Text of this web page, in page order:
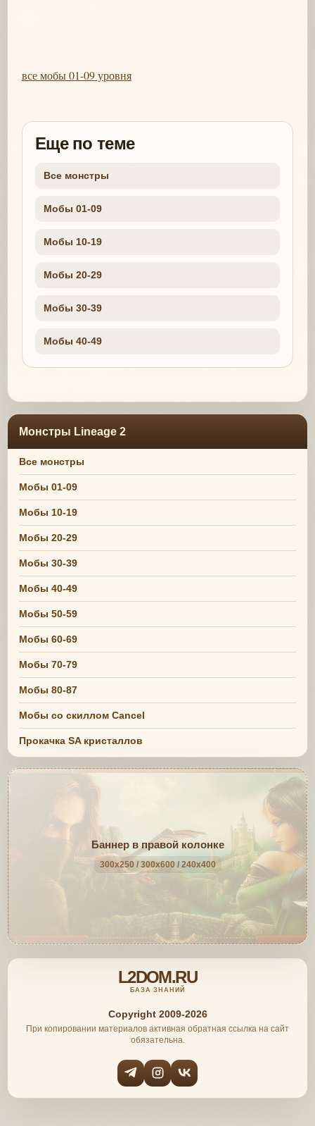
все мобы 01-09 уровня
Еще по теме
Все монстры
Мобы 01-09
Мобы 10-19
Мобы 20-29
Мобы 30-39
Мобы 40-49
Монстры Lineage 2
Все монстры
Мобы 01-09
Мобы 10-19
Мобы 20-29
Мобы 30-39
Мобы 40-49
Мобы 50-59
Мобы 60-69
Мобы 70-79
Мобы 80-87
Мобы со скиллом Cancel
Прокачка SA кристаллов
Баннер в правой колонке
300x250 / 300x600 / 240x400
L2DOM.RU
БАЗА ЗНАНИЙ
Copyright 2009-2026
При копировании материалов активная обратная ссылка на сайт
обязательна.